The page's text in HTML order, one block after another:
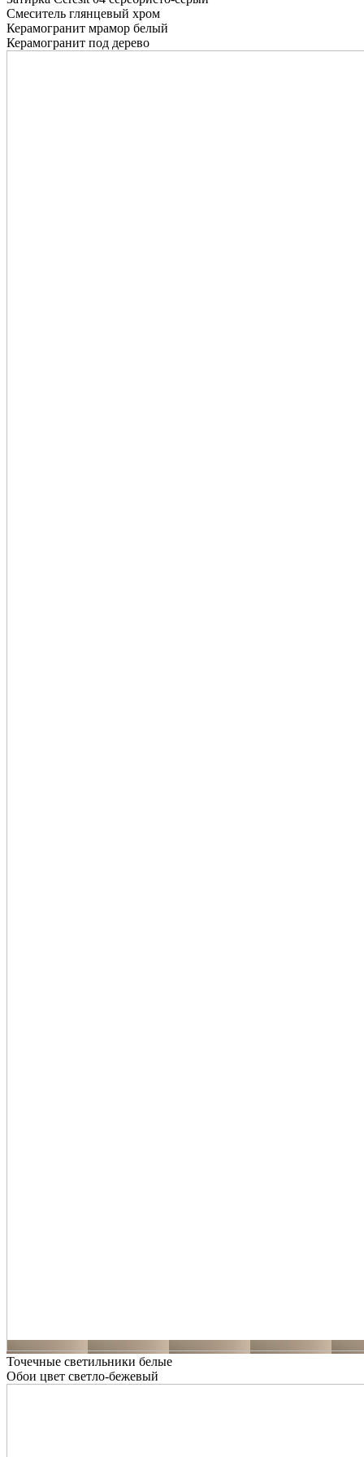
Смеситель глянцевый хром
Керамогранит мрамор белый
Керамогранит под дерево
Точечные светильники белые
Обои цвет светло-бежевый